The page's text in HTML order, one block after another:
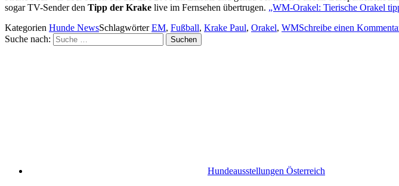
sogar TV-Sender den Tipp der Krake live im Fernsehen übertrugen. „WM-Orakel: Tierische Orakel
Kategorien Hunde NewsSchlagwörterEM, Fußball, Krake Paul, Orakel, WMSchreibe einen
Suche nach:
Suchen
Hundeausstellungen Österreich